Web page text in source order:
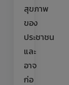
สุขภาพ
ของ
ประชาชน
และ
อาจ
ก่อ